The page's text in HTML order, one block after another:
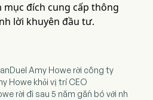
mục đích cung cấp thông
lời khuyên đầu tư.
Amy Howe rời công ty
Howe khỏi vị trí CEO
rời đi sau 5 năm gắn bó với nh